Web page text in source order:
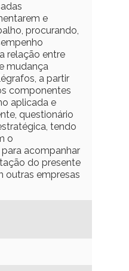
e
procurando,
relação entre
mudança
a partir
componentes
aplicada e
questionário
tendo
o
acompanhar
do presente
outras empresas